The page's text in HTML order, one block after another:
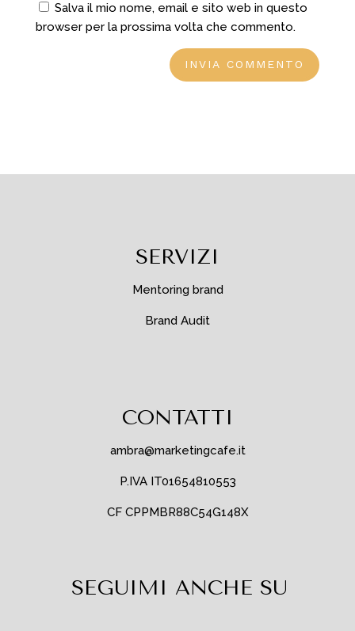
Salva il mio nome, email e sito web in questo
browser per la prossima volta che commento.
SERVIZI
Mentoring brand
Brand Audit
CONTATTI
ambra@marketingcafe.it
P.IVA IT01654810553
CF CPPMBR88C54G148X
SEGUIMI ANCHE SU